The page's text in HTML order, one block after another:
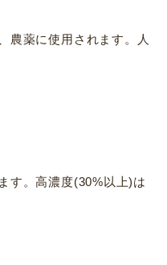
農薬に使用されます。人
す。高濃度(30%以上)は